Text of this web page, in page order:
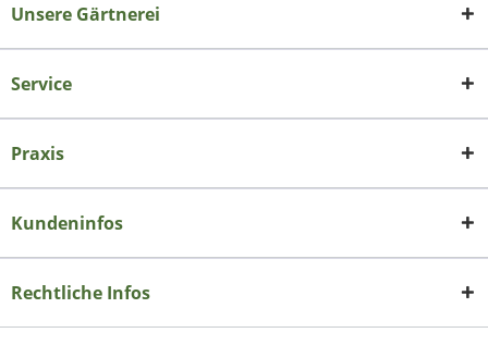
Unsere Gärtnerei
Service
Praxis
Kundeninfos
Rechtliche Infos